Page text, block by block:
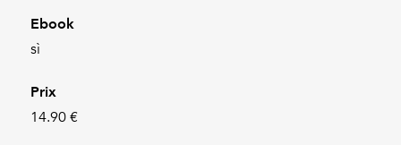
Ebook
sì
Prix
14.90 €